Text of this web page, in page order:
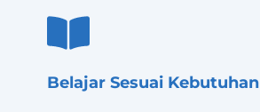
Belajar Sesuai Kebutuhan